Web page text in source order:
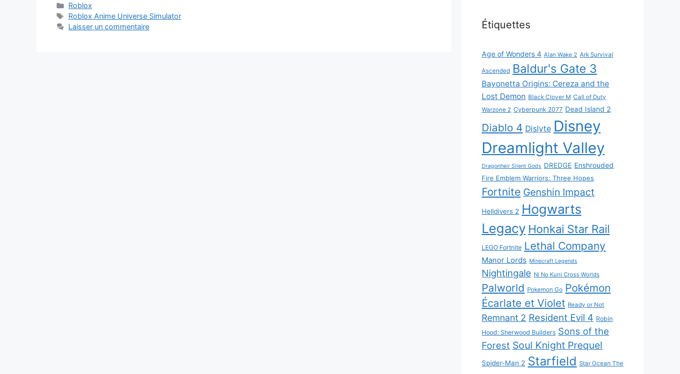
Catégories
Roblox
Étiquettes
Roblox Anime Universe Simulator
Laisser un commentaire
Étiquettes
Age of Wonders 4 Alan Wake 2 Ark Survival
Ascended Baldur's Gate 3
Bayonetta Origins: Cereza and the
Lost Demon Black Clover M Call of Duty
Warzone 2 Cyberpunk 2077 Dead Island 2
Diablo 4 Dislyte Disney
Dreamlight Valley
Dragonheir Silent Gods DREDGE Enshrouded
Fire Emblem Warriors: Three Hopes
Fortnite Genshin Impact
Helldivers 2 Hogwarts
Legacy Honkai Star Rail
LEGO Fortnite Lethal Company
Manor Lords Minecraft Legends
Nightingale Ni No Kuni Cross Worlds
Palworld Pokemon Go Pokémon
Écarlate et Violet Ready or Not
Remnant 2 Resident Evil 4 Robin
Hood: Sherwood Builders Sons of the
Forest Soul Knight Prequel
Spider-Man 2 Starfield Star Ocean The